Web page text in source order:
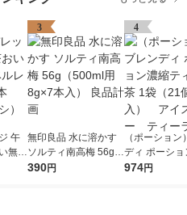
午
無糖
（9
3
無印良品 水に溶かす
ソルティ南高梅 56g
（500ml用8g×7本
390円
4
（ポーション
ディ ポーショ
ティー 紅茶 1
974円